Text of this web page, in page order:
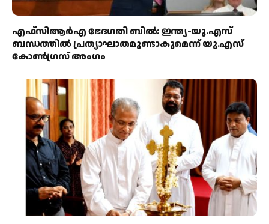
എഫ്‌സിആർഎ ഭേദഗതി ബിൽ: ഇന്ത്യ-യു.എസ്
ബന്ധത്തിൽ പ്രത്യാഘാതമുണ്ടാകുമെന്ന് യു.എസ്
കോൺഗ്രസ് അംഗം